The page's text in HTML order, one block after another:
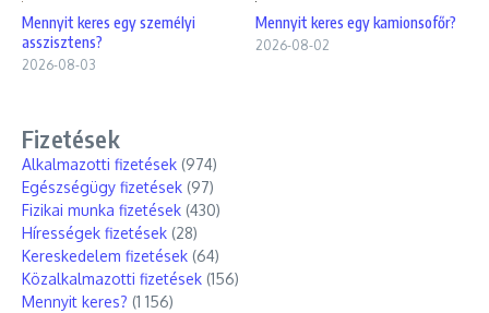
Mennyit keres egy személyi
asszisztens?
2026-08-03
Mennyit keres egy kamionsofőr?
2026-08-02
Fizetések
Alkalmazotti fizetések (974)
Egészségügy fizetések (97)
Fizikai munka fizetések (430)
Hírességek fizetések (28)
Kereskedelem fizetések (64)
Közalkalmazotti fizetések (156)
Mennyit keres? (1 156)